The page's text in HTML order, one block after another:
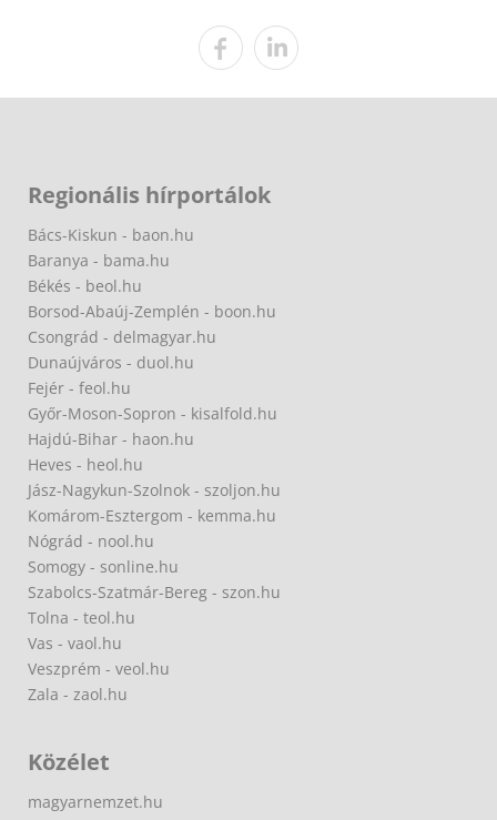
Regionális hírportálok
Bács-Kiskun - baon.hu
Baranya - bama.hu
Békés - beol.hu
Borsod-Abaúj-Zemplén - boon.hu
Csongrád - delmagyar.hu
Dunaújváros - duol.hu
Fejér - feol.hu
Győr-Moson-Sopron - kisalfold.hu
Hajdú-Bihar - haon.hu
Heves - heol.hu
Jász-Nagykun-Szolnok - szoljon.hu
Komárom-Esztergom - kemma.hu
Nógrád - nool.hu
Somogy - sonline.hu
Szabolcs-Szatmár-Bereg - szon.hu
Tolna - teol.hu
Vas - vaol.hu
Veszprém - veol.hu
Zala - zaol.hu
Közélet
magyarnemzet.hu